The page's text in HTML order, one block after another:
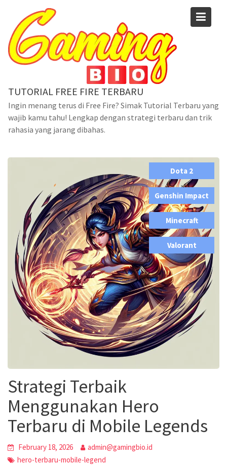
content
TUTORIAL FREE FIRE TERBARU
Ingin menang terus di Free Fire? Simak Tutorial Terbaru yang
wajib kamu tahu! Lengkap dengan strategi terbaru dan trik
rahasia yang jarang dibahas.
Blog
Home
Dota 2
Strategi Terbaik Menggunakan Hero Terbaru di Mobile
Dota 2
,
Genshin Impact
,
Minecraft
,
Valorant
Strategi Terbaik
Menggunakan Hero
Terbaru di Mobile Legends
February 18, 2026
admin@gamingbio.id
hero-terbaru-mobile-legend